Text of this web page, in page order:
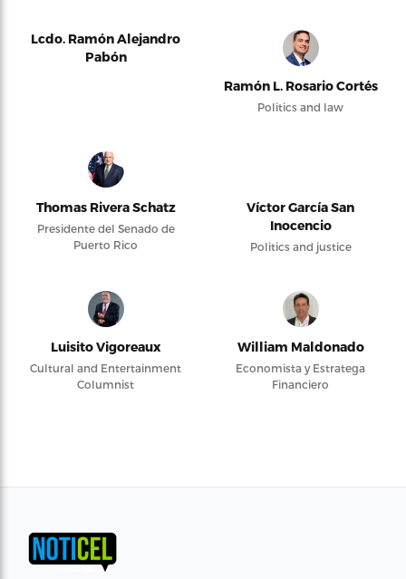
Lcdo. Ramón Alejandro
Pabón
Ramón L. Rosario Cortés
Politics and law
Thomas Rivera Schatz
Presidente del Senado de
Puerto Rico
Víctor García San
Inocencio
Politics and justice
Luisito Vigoreaux
Cultural and Entertainment
Columnist
William Maldonado
Economista y Estratega
Financiero